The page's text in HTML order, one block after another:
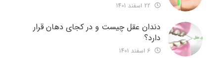
دندان عقل چیست و در کجای دهان قرار
دارد؟